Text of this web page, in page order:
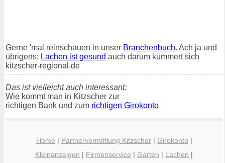
Gerne 'mal reinschauen in unser Branchenbuch. Ach ja und
übrigens: Lachen ist gesund auch darum kümmert sich
kitzscher-regional.de
Das ist vielleicht auch interessant:
Wie kommt man in Kitzscher zur
richtigen Bank und zum richtigen Girokonto
Home | Partnervermittlung Kitzscher| Girokonto |
Kleinanzeigen | Firmenservice | Garten | Lachen |